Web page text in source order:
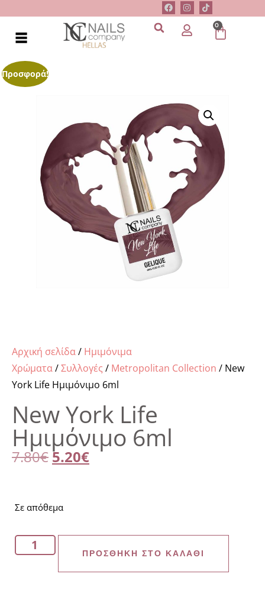
0
Προσφορά!
Αρχική σελίδα/ Ημιμόνιμα
Χρώματα/Συλλογές / Metropolitan Collection / New
York Life Ημιμόνιμο 6ml
New York Life
Ημιμόνιμο 6ml
7.80€ 5.20€
Σε απόθεμα
ΠΡΟΣΘΉΚΗ ΣΤΟ ΚΑΛΆΘΙ